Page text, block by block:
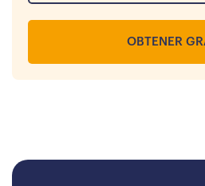
OBTENER